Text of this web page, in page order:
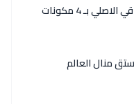
بـ 4 مكونات
منال العالم